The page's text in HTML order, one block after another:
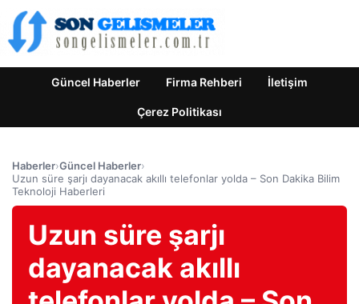
Güncel Haberler Firma Rehberi İletişim
Çerez Politikası
Haberler›Güncel Haberler›
Uzun süre şarjı dayanacak akıllı telefonlar yolda – Son Dakika Bilim
Teknoloji Haberleri
Uzun süre şarjı
dayanacak akıllı